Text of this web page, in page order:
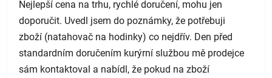
Nejlepší cena na trhu, rychlé doručení, mohu jen
doporučit. Uvedl jsem do poznámky, že potřebuji
zboží (natahovač na hodinky) co nejdřív. Den před
standardním doručením kurýrní službou mě prodejce
sám kontaktoval a nabídl, že pokud na zboží